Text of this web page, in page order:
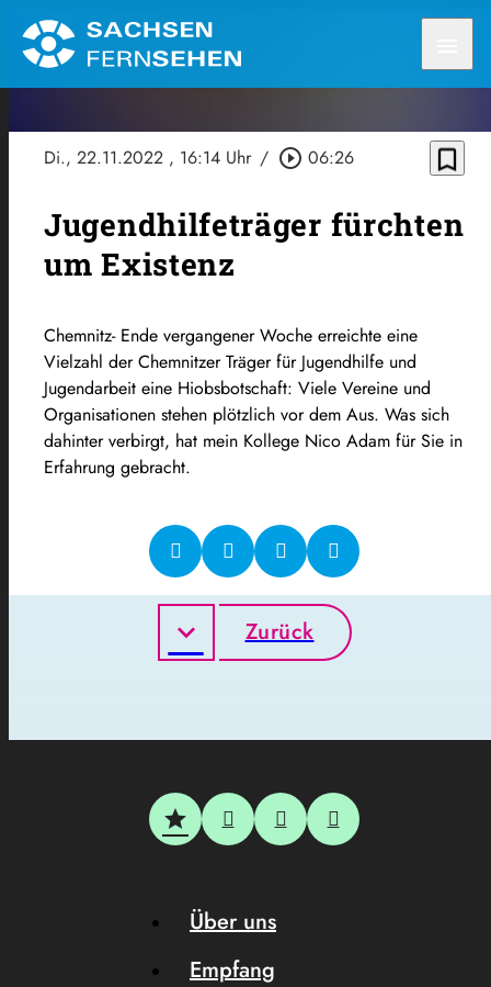
Di., 22.11.2022 , 16:14 Uhr / play_circle_outline 06:26 bookmark_border
Jugendhilfeträger fürchten
um Existenz
Chemnitz- Ende vergangener Woche erreichte eine
Vielzahl der Chemnitzer Träger für Jugendhilfe und
Jugendarbeit eine Hiobsbotschaft: Viele Vereine und
Organisationen stehen plötzlich vor dem Aus. Was sich
dahinter verbirgt, hat mein Kollege Nico Adam für Sie in
Erfahrung gebracht.
Zurück
Über uns
Empfang